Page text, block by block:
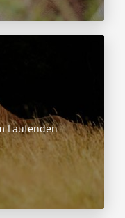
Laufenden